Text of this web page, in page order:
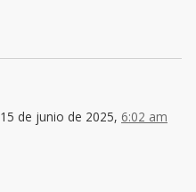
15 de junio de 2025, 6:02 am